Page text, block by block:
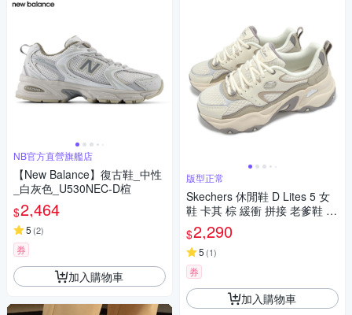
NB官方直營旗艦店
【New Balance】復古鞋_中性
_白灰色_U530NEC-D楦
$2,464
5 (2)
券
加入購物車
版型正常
Skechers 休閒鞋 D Lites 5 女
鞋 卡其 棕 緩衝 拼接 老爹鞋 15
0521STOL
$2,290
5 (1)
券
加入購物車